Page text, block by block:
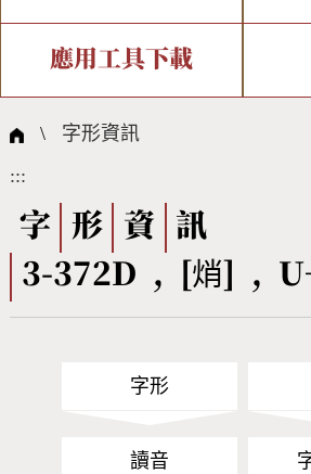
中文碼介紹
國際字碼相關組織
複合查詢
筆畫查詢
筆順序查詢
CNS查詢
新字申請處理流程
字形即時顯示
全字庫授權 轉
應用工具下載
個人電腦造字處理工具
字形下載
問題集
熱門查詢統計
\ 字形資訊
:::
字 形 資
訊
3-372D , [焇] ,
字形
讀音